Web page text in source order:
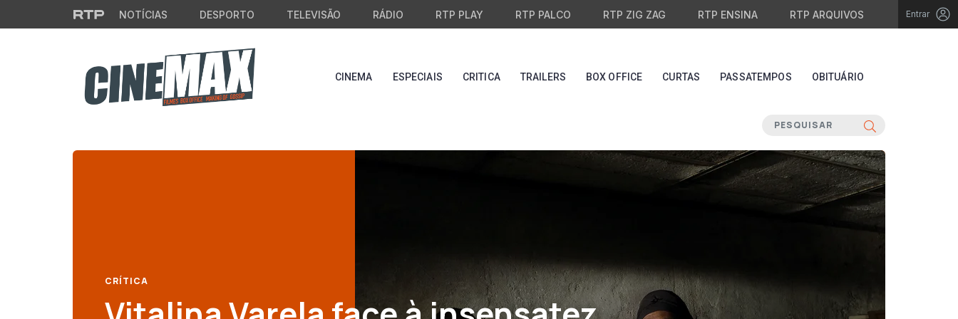
Saltar para o conteúdo principal
NOTÍCIAS DESPORTO TELEVISÃO RÁDIO RTP PLAY RTP PALCO RTP ZIG ZAG RTP ENSINA RTP ARQUIVOS Entrar
CINEMA ESPECIAIS CRITICA TRAILERS BOX OFFICE CURTAS PASSATEMPOS OBITUÁRIO
CRÍTICA